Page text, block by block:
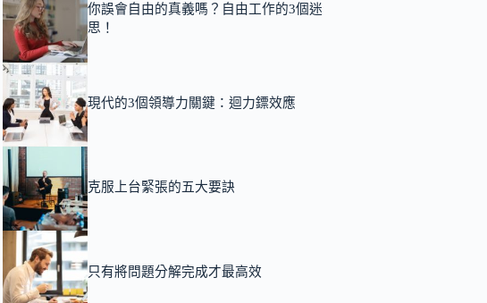
你誤會自由的真義嗎？自由工作的3個迷
思！
現代的3個領導力關鍵：迴力鏢效應
克服上台緊張的五大要訣
只有將問題分解完成才最高效